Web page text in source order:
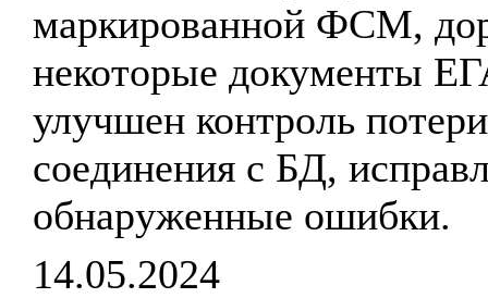
маркированной ФСМ,
некоторые документы
улучшен контроль потери
соединения с БД,
обнаруженные ошибки.
14.05.2024